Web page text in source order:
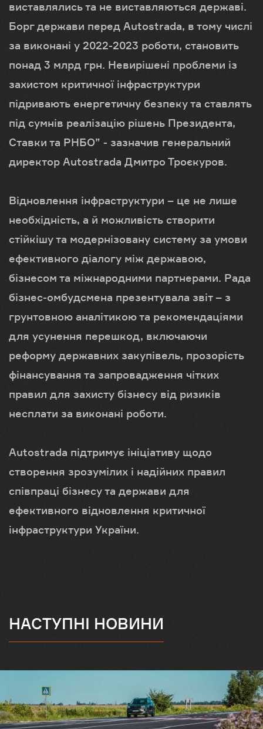
виставлялись та не виставляються державі.
Борг держави перед Autostrada, в тому числі
за виконані у 2022-2023 роботи, становить
понад 3 млрд грн. Невирішені проблеми із
захистом критичної інфраструктури
підривають енергетичну безпеку та ставлять
під сумнів реалізацію рішень Президента,
Ставки та РНБО” - зазначив генеральний
директор Autostrada Дмитро Троєкуров.
Відновлення інфраструктури – це не лише
необхідність, а й можливість створити
стійкішу та модернізовану систему за умови
ефективного діалогу між державою,
бізнесом та міжнародними партнерами. Рада
бізнес-омбудсмена презентувала звіт – з
грунтовною аналітикою та рекомендаціями
для усунення перешкод, включаючи
реформу державних закупівель, прозорість
фінансування та запровадження чітких
правил для захисту бізнесу від ризиків
несплати за виконані роботи.
Autostrada підтримує ініціативу щодо
створення зрозумілих і надійних правил
співпраці бізнесу та держави для
ефективного відновлення критичної
інфраструктури України.
НАСТУПНІ НОВИНИ